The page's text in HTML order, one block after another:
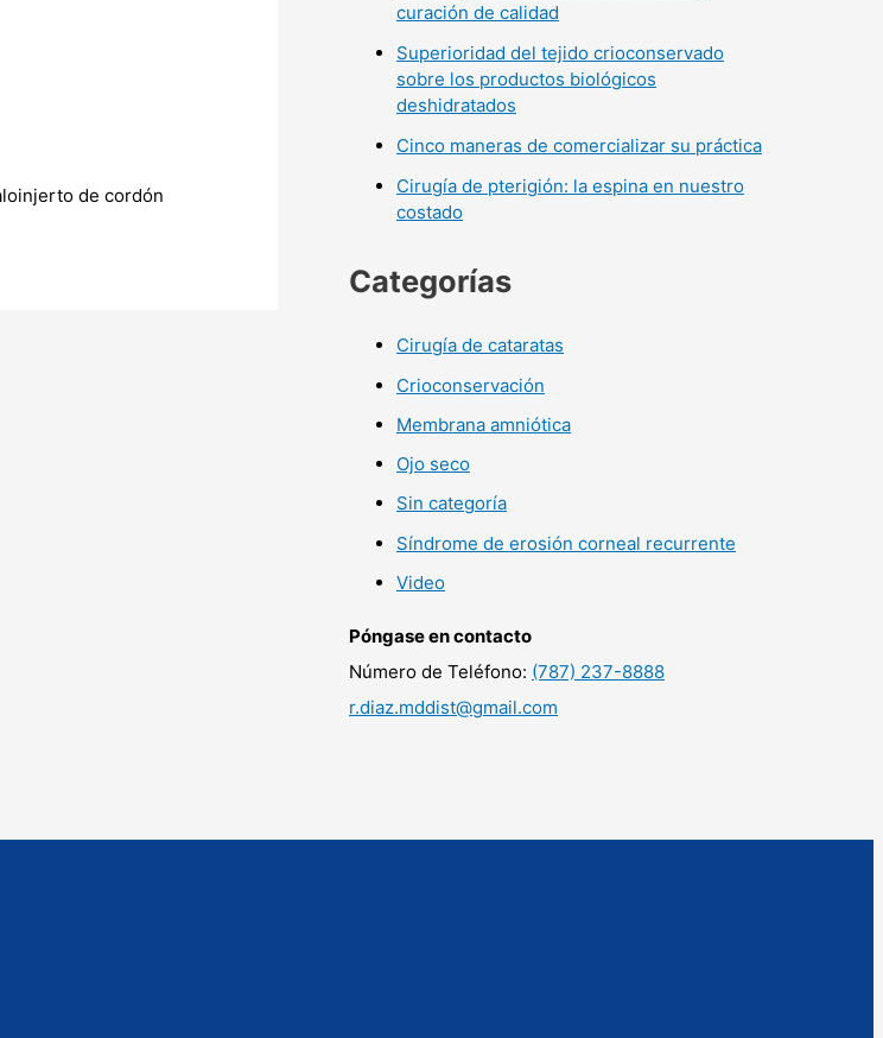
de cordón
curación de calidad
Superioridad del tejido crioconservado
sobre los productos biológicos
deshidratados
Cinco maneras de comercializar su práctica
Cirugía de pterigión: la espina en nuestro
costado
Categorías
Cirugía de cataratas
Crioconservación
Membrana amniótica
Ojo seco
Sin categoría
Síndrome de erosión corneal recurrente
Video
Póngase en contacto
Número de Teléfono: (787) 237-8888
r.diaz.mddist@gmail.com